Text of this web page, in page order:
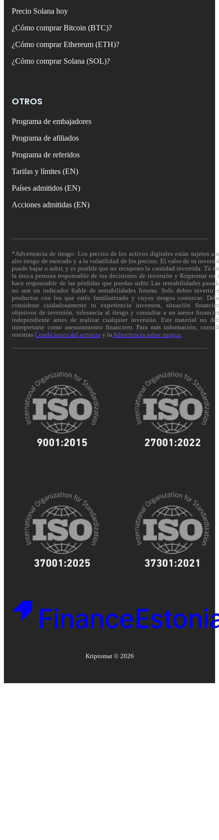
Precio Solana hoy
¿Cómo comprar Bitcoin (BTC)?
¿Cómo comprar Ethereum (ETH)?
¿Cómo comprar Solana (SOL)?
OTROS
Programa de embajadores
Programa de afiliados
Programa de referidos
Tarifas y límites (EN)
Países admitidos (EN)
Acciones admitidas (EN)
*Advertencia de riesgo: Los precios de los activos digitales están sujetos a
alto riesgo de mercado y a la volatilidad de los precios. El valor de tu
puede bajar o subir, y es posible que no recuperes la cantidad invertida. Tú
la única persona responsable de tus decisiones de inversión y Kriptomat no
hace responsable de las pérdidas que puedas sufrir. Las rentabilidades
no son un indicador fiable de rentabilidades futuras. Solo debes invertir
productos con los que estés familiarizado y cuyos riesgos conozcas.
considerar cuidadosamente tu experiencia inversora, situación
objetivos de inversión, tolerancia al riesgo y consultar a un asesor
independiente antes de realizar cualquier inversión. Este material no
interpretarse como asesoramiento financiero. Para más información,
nuestras Condiciones del servicio y la Advertencia sobre riesgos
Kriptomat © 2026